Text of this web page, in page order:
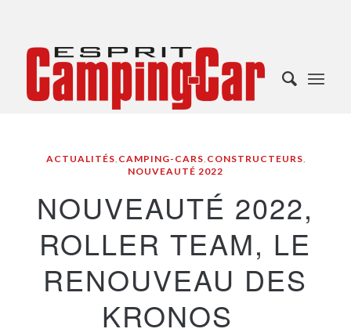
ACTUALITÉS, CAMPING-CARS, CONSTRUCTEURS,
NOUVEAUTÉ 2022
NOUVEAUTÉ 2022,
ROLLER TEAM, LE
RENOUVEAU DES
KRONOS